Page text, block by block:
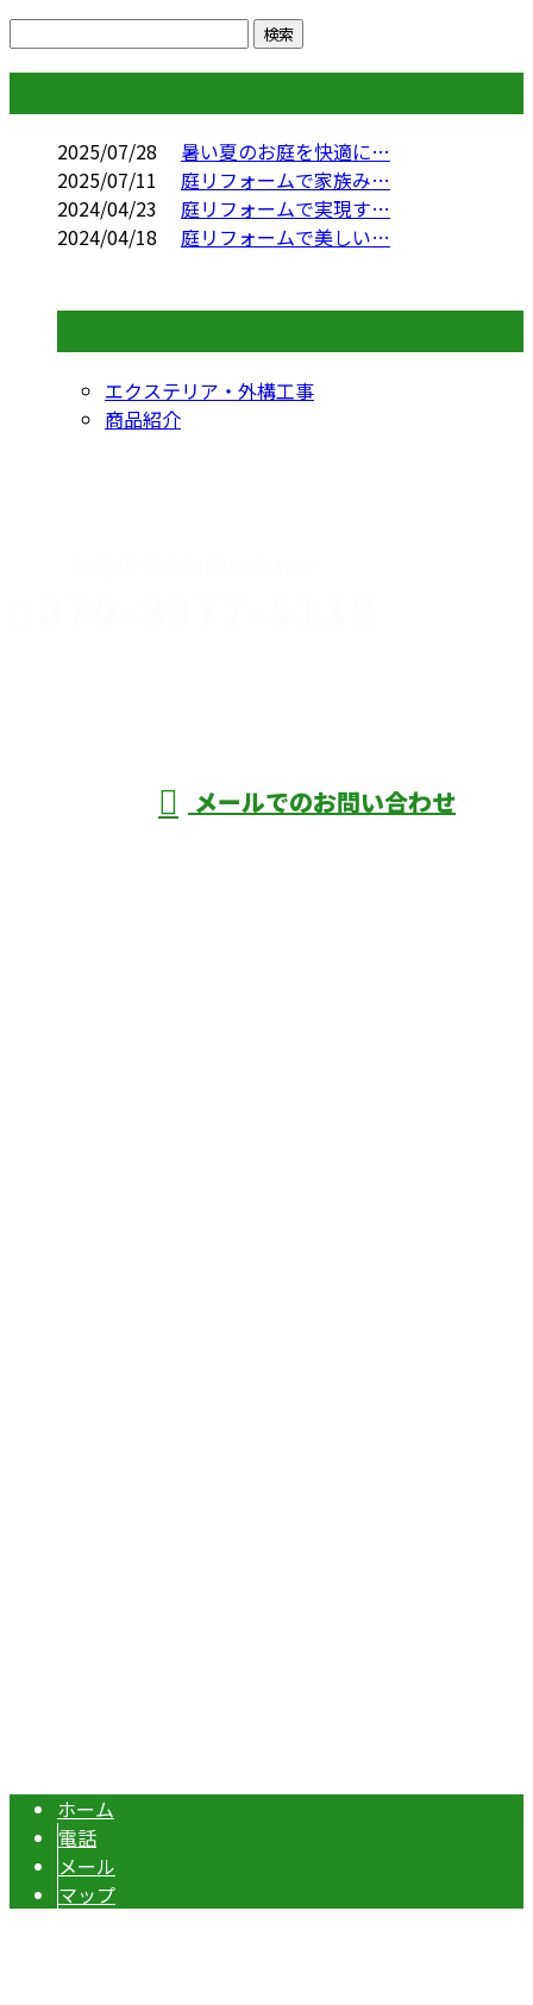
2025/07/28
暑い夏のお庭を快適に…
2025/07/11
庭リフォームで家族み…
2024/04/23
庭リフォームで実現す…
2024/04/18
庭リフォームで美しい…
エクステリア・外構工事
商品紹介
メールでのお問い合わせ
ホーム
電話
メール
マップ